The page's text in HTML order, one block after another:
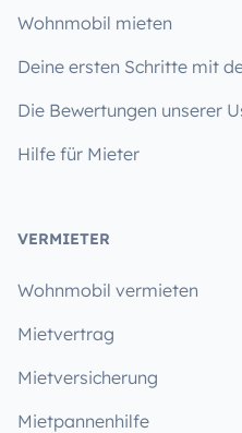
Wohnmobil mieten
Deine ersten Schritte mit
Die Bewertungen unserer
Hilfe für Mieter
VERMIETER
Wohnmobil vermieten
Mietvertrag
Mietversicherung
Mietpannenhilfe